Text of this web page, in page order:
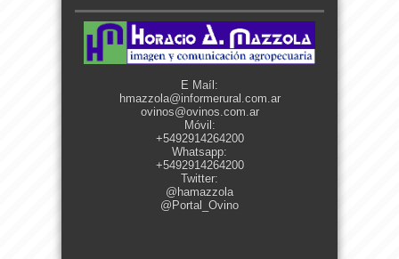
E Maíl:
hmazzola@informerural.com.ar
ovinos@ovinos.com.ar
Móvil:
+5492914264200
Whatsapp:
+5492914264200
Twitter:
@hamazzola
@Portal_Ovino